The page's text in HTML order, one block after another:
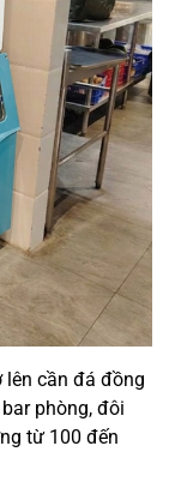
lên cần đá đồng
phòng, đôi
từ 100 đến